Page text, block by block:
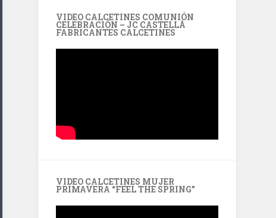
VIDEO CALCETINES COMUNIÓN
CELEBRACIÓN – JC CASTELLÀ
FABRICANTES CALCETINES
VIDEO CALCETINES MUJER
PRIMAVERA “FEEL THE SPRING”